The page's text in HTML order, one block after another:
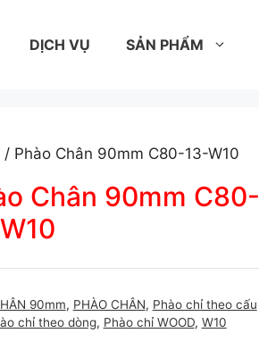
DỊCH VỤ SẢN PHẨM
/ Phào Chân 90mm C80-13-W10
Chân 90mm C80-
90mm, PHÀO CHÂN, Phào chỉ theo cấu
chỉ theo dòng, Phào chỉ WOOD, W10